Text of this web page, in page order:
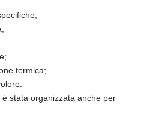
termica;
stata organizzata anche per